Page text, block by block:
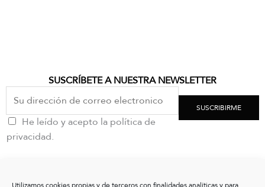
SUSCRÍBETE A NUESTRA NEWSLETTER
He leído y acepto la política de
privacidad.
SUSCRIBIRME